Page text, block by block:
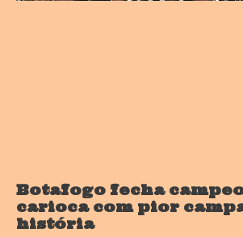
Botafogo fecha
carioca com pior
história